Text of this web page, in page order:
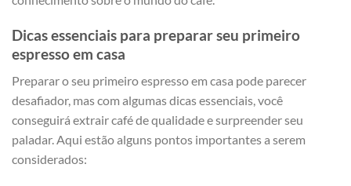
Dicas essenciais para preparar seu primeiro
espresso em casa
Preparar o seu primeiro espresso em‍ casa‍ pode parecer
desafiador, mas com algumas dicas ‌essenciais, você
conseguirá extrair café de qualidade e surpreender seu
paladar. Aqui estão alguns pontos‌ importantes a serem
considerados: